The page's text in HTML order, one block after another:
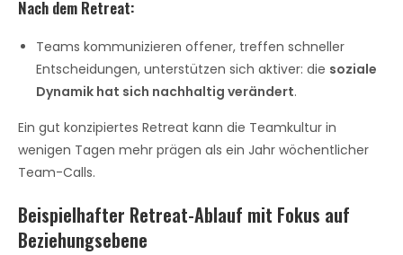
Nach dem Retreat:
Teams kommunizieren offener, treffen schneller
Entscheidungen, unterstützen sich aktiver: die soziale
Dynamik hat sich nachhaltig verändert.
Ein gut konzipiertes Retreat kann die Teamkultur in
wenigen Tagen mehr prägen als ein Jahr wöchentlicher
Team-Calls.
Beispielhafter Retreat-Ablauf mit Fokus auf
Beziehungsebene